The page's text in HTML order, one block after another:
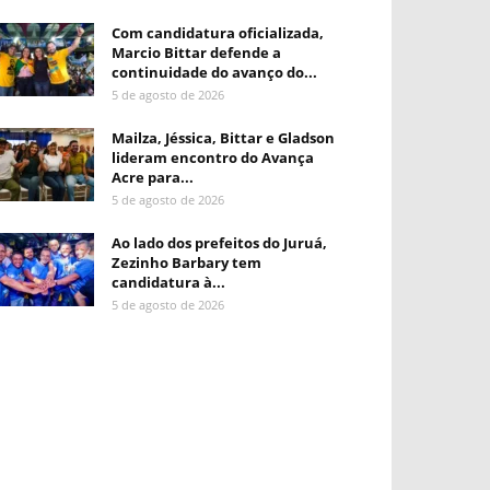
Com candidatura oficializada,
Marcio Bittar defende a
continuidade do avanço do...
5 de agosto de 2026
Mailza, Jéssica, Bittar e Gladson
lideram encontro do Avança
Acre para...
5 de agosto de 2026
Ao lado dos prefeitos do Juruá,
Zezinho Barbary tem
candidatura à...
5 de agosto de 2026